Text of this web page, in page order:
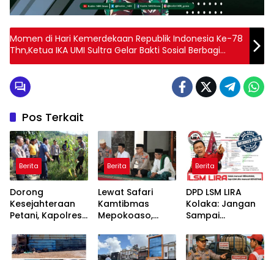
Momen di Hari Kemerdekaan Republik Indonesia Ke-78
Thn,Ketua IKA UMI Sultra Gelar Bakti Sosial Berbagi
Kacamata Gratis
Pos Terkait
Berita
Dorong
Kesejahteraan
Petani, Kapolres
Langsung ke
Lahan Jagung
Berita
Lewat Safari
Kamtibmas
Mepokoaso,
Serap Aspirasi
Masyarakat
Berita
DPD LSM LIRA
Kolaka: Jangan
Sampai
Publik Dibalas
Laporan,